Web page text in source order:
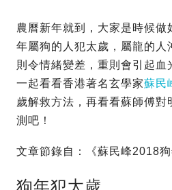
農曆新年就到，大家是時候做
年屬狗的人犯太歲，屬龍的人
則令情緒變差，重則會引起血
一起看看香港著名玄學家蘇民
歲解救方法，再看看蘇師傅對
測吧！
文章節錄自：《蘇民峰2018狗
狗年犯太歲